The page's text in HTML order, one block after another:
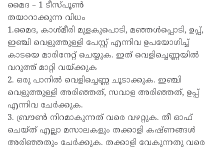
മൈദ – 1 ടീസ്പൂൺ
തയാറാക്കുന്ന വിധം
1.മൈദ, കാശ്മീരി മുളകുപൊടി, മഞ്ഞൾപ്പൊടി, ഉപ്പ്,
ഇഞ്ചി വെളുത്തുള്ളി പേസ്റ്റ് എന്നിവ ഉപയോഗിച്ച്
കാടയെ മാരിനേറ്റ് ചെയ്യുക. ഇത് വെളിച്ചെണ്ണയിൽ
വറുത്ത് മാറ്റി വയ്ക്കുക
2. ഒരു പാനിൽ വെളിച്ചെണ്ണ ചൂടാക്കുക. ഇഞ്ചി
വെളുത്തുള്ളി അരിഞ്ഞത്, സവാള അരിഞ്ഞത്, ഉപ്പ്
എന്നിവ ചേർക്കുക.
3. ബ്രൗൺ നിറമാകുന്നത് വരെ വഴറ്റുക. തീ ഓഫ്
ചെയ്ത് എല്ലാ മസാലകളും തക്കാളി കഷ്ണങ്ങൾ
അരിഞ്ഞതും ചേർക്കുക. തക്കാളി വേകുന്നതു വരെ